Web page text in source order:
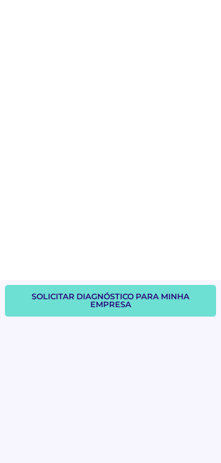
SOLICITAR DIAGNÓSTICO PARA MINHA
EMPRESA